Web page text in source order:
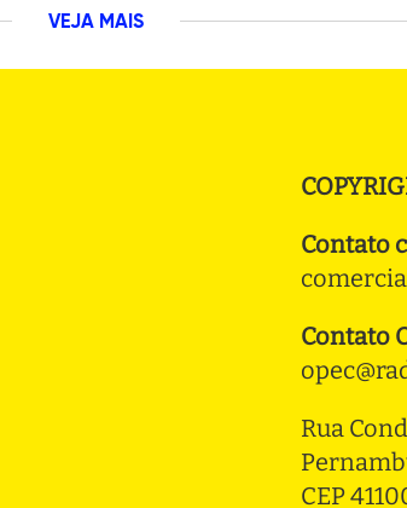
VEJA MAIS
Contato
Contato
Rua
CEP